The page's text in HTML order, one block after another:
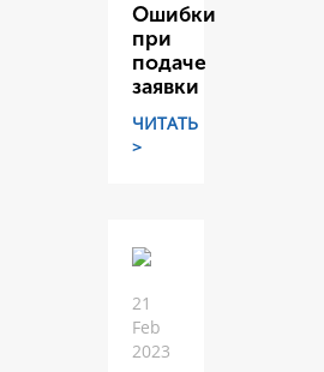
Ошибки
при
подаче
заявки
ЧИТАТЬ
>
21
Feb
2023